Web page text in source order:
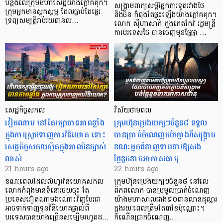
បន្តឹងលើក្រុមមហាសេដ្ឋី​យ៉ាង​ក្ដៅគគុក។
​ក្រុមអ្នកមានស្ដុកស្ដម្ភ ដែល​ធ្លាប់​តែផ្ទេរ
ទ្រព្យសម្បត្តិរាប់រយពាន់ល…
សង្គ្រាមពាក្យសម្តីផ្នែកការទូតរវាងថៃ
និងចិន កំពុងតែផ្ទុះឡើងយ៉ាងក្តៅគគុក។
លោក ស៊ីហាសាក់ ភួងកេតកែវ រដ្ឋមន្ត្រី
ការបរទេសថៃ បានចេញមុខផ្លែផ្កា …
សេដ្ឋកិច្ចសកល
វៀតណាម នៅតែរក្សាបានភាពខ្លាំង
ក្នុងការស្រូបទាញការវិនិយោគ​ ទោះ
សេដ្ឋកិច្ចសកលស្ថិតក្នុងភាពមិនច្បាស់
លាស់
21 hours ago
ខណៈពេលដែលលំហូរវិនិយោគសកល
លោកកំពុងមានទំនោរថយចុះ តែ
ប្រទេសវៀតណាមឯណោះវិញបែរជា
អាចទាក់ទាញទុនវិនិយោគផ្ទាល់ពី
បរទេសបានយ៉ាងច្រើនសម្បើមរហូតដ…
វិស័យថាមពល
ក្រុមហ៊ុនប្រេងយក្សៗចំនួន៨ ទទួល
បានប្រាក់ចំណេញកប់ក្តោងពីសង្គ្រាម
ខណៈអ្នកជំនាញទាមទារឱ្យសង
ថ្លៃខូចខាតអាកាសធាតុ
22 hours ago
ក្រុមហ៊ុនប្រេងយក្សៗចំនួន៨ នៅលើ
ពិភពលោក បានប្រមូលប្រាក់ចំណេញ
យ៉ាងមហាសាលជាង៩០ពាន់លានដុល្លារ
ក្នុងរយៈពេលត្រឹមតែ៣ខែប៉ុណ្ណោះ។
កំណើនប្រាក់ចំណេញ…